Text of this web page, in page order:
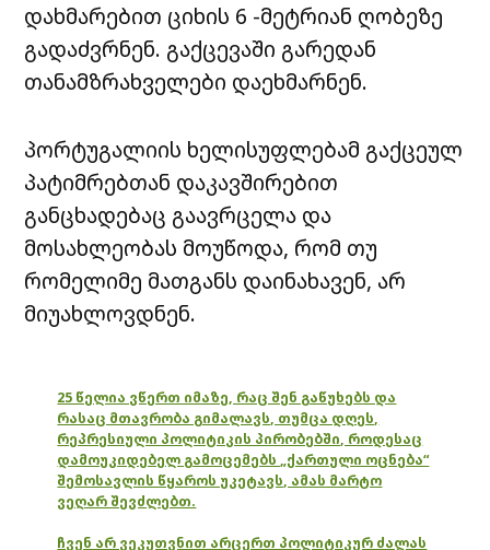
დახმარებით ციხის 6 -მეტრიან ღობეზე
გადაძვრნენ. გაქცევაში გარედან
თანამზრახველები დაეხმარნენ.
პორტუგალიის ხელისუფლებამ გაქცეულ
პატიმრებთან დაკავშირებით
განცხადებაც გაავრცელა და
მოსახლეობას მოუწოდა, რომ თუ
რომელიმე მათგანს დაინახავენ, არ
მიუახლოვდნენ.
25 წელია ვწერთ იმაზე, რაც შენ გაწუხებს და
რასაც მთავრობა გიმალავს, თუმცა დღეს,
რეპრესიული პოლიტიკის პირობებში, როდესაც
დამოუკიდებელ გამოცემებს „ქართული ოცნება“
შემოსავლის წყაროს უკეტავს, ამას მარტო
ვეღარ შევძლებთ.
ჩვენ არ ვეკუთვნით არცერთ პოლიტიკურ ძალას